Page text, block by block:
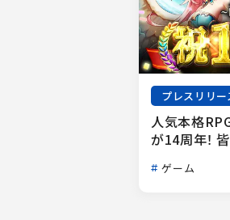
プレスリリー
人気本格
が14周年！
ゲーム